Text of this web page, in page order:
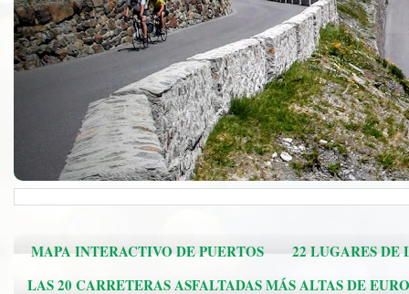
MAPA INTERACTIVO DE PUERTOS
22 LUGARES DE
LAS 20 CARRETERAS ASFALTADAS MÁS ALTAS DE